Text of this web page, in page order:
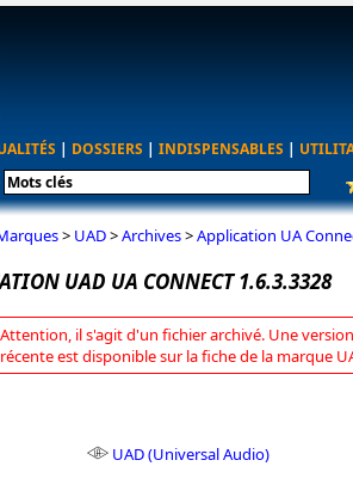
| DOSSIERS | INDISPENSABLES |
> UAD>Archives>Application UA
UAD UA CONNECT 1.6.3.3328
Attention, il s'agit d'un fichier archivé. Une
récente est disponible sur la fiche de la marque
UAD (Universal Audio)